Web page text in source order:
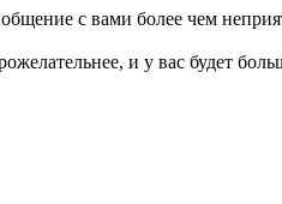
с вами более чем
и у вас будет